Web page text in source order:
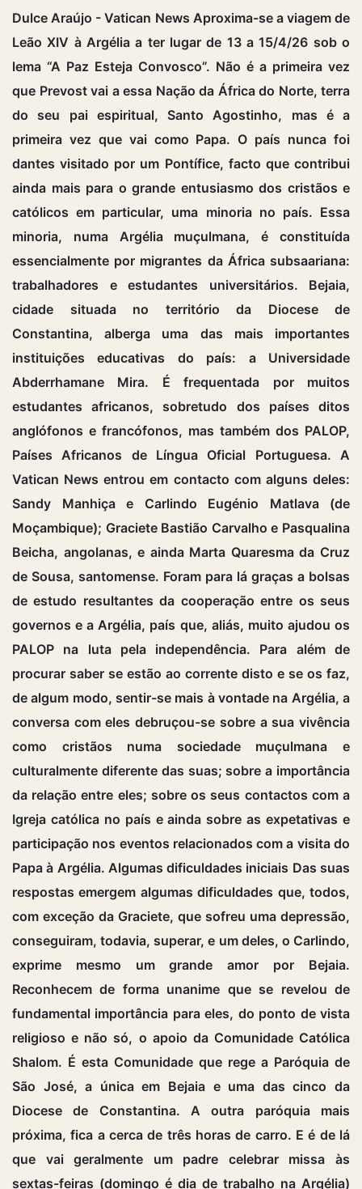
Dulce Araújo - Vatican News Aproxima-se a viagem de
Leão XIV à Argélia a ter lugar de 13 a 15/4/26 sob o
lema “A Paz Esteja Convosco”. Não é a primeira vez
que Prevost vai a essa Nação da África do Norte, terra
do seu pai espiritual, Santo Agostinho, mas é a
primeira vez que vai como Papa. O país nunca foi
dantes visitado por um Pontífice, facto que contribui
ainda mais para o grande entusiasmo dos cristãos e
católicos em particular, uma minoria no país. Essa
minoria, numa Argélia muçulmana, é constituída
essencialmente por migrantes da África subsaariana:
trabalhadores e estudantes universitários. Bejaia,
cidade situada no território da Diocese de
Constantina, alberga uma das mais importantes
instituições educativas do país: a Universidade
Abderrhamane Mira. É frequentada por muitos
estudantes africanos, sobretudo dos países ditos
anglófonos e francófonos, mas também dos PALOP,
Países Africanos de Língua Oficial Portuguesa. A
Vatican News entrou em contacto com alguns deles:
Sandy Manhiça e Carlindo Eugénio Matlava (de
Moçambique); Graciete Bastião Carvalho e Pasqualina
Beicha, angolanas, e ainda Marta Quaresma da Cruz
de Sousa, santomense. Foram para lá graças a bolsas
de estudo resultantes da cooperação entre os seus
governos e a Argélia, país que, aliás, muito ajudou os
PALOP na luta pela independência. Para além de
procurar saber se estão ao corrente disto e se os faz,
de algum modo, sentir-se mais à vontade na Argélia, a
conversa com eles debruçou-se sobre a sua vivência
como cristãos numa sociedade muçulmana e
culturalmente diferente das suas; sobre a importância
da relação entre eles; sobre os seus contactos com a
Igreja católica no país e ainda sobre as expetativas e
participação nos eventos relacionados com a visita do
Papa à Argélia. Algumas dificuldades iniciais Das suas
respostas emergem algumas dificuldades que, todos,
com exceção da Graciete, que sofreu uma depressão,
conseguiram, todavia, superar, e um deles, o Carlindo,
exprime mesmo um grande amor por Bejaia.
Reconhecem de forma unanime que se revelou de
fundamental importância para eles, do ponto de vista
religioso e não só, o apoio da Comunidade Católica
Shalom. É esta Comunidade que rege a Paróquia de
São José, a única em Bejaia e uma das cinco da
Diocese de Constantina. A outra paróquia mais
próxima, fica a cerca de três horas de carro. E é de lá
que vai geralmente um padre celebrar missa às
sextas-feiras (domingo é dia de trabalho na Argélia)